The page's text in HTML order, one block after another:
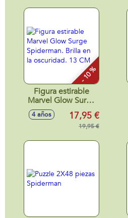
- 10 %
Figura estirable
Marvel Glow Surge
Spiderman. Brilla
en la oscuridad. 13
4 años 17,95 €
19,95 €